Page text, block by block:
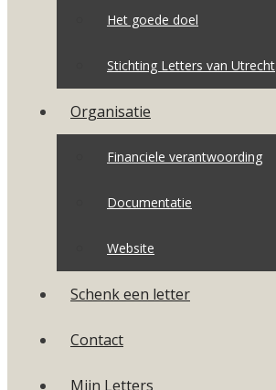
Het goede doel
Stichting Letters van Utrecht
Organisatie
Financiele verantwoording
Documentatie
Website
Schenk een letter
Contact
Mijn Letters